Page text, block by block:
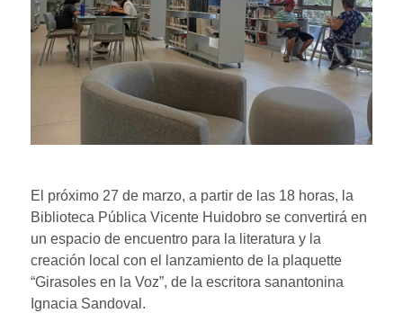
El próximo 27 de marzo, a partir de las 18 horas, la
Biblioteca Pública Vicente Huidobro se convertirá en
un espacio de encuentro para la literatura y la
creación local con el lanzamiento de la plaquette
“Girasoles en la Voz”, de la escritora sanantonina
Ignacia Sandoval.